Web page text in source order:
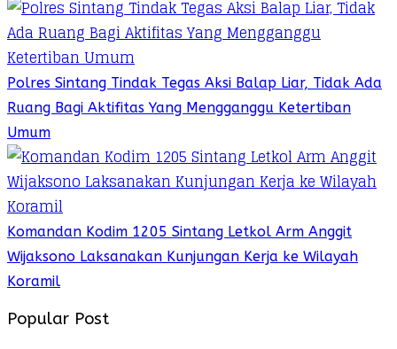
Polres Sintang Tindak Tegas Aksi Balap Liar, Tidak Ada
Ruang Bagi Aktifitas Yang Mengganggu Ketertiban
Umum
Komandan Kodim 1205 Sintang Letkol Arm Anggit
Wijaksono Laksanakan Kunjungan Kerja ke Wilayah
Koramil
Popular Post